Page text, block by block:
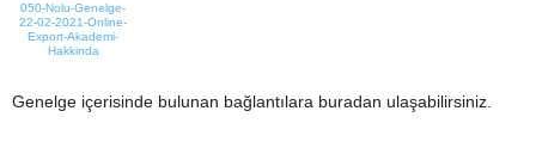
050-Nolu-Genelge-
22-02-2021-Online-
Export-Akademi-
Hakkinda
Genelge içerisinde bulunan bağlantılara buradan ulaşabilirsiniz.